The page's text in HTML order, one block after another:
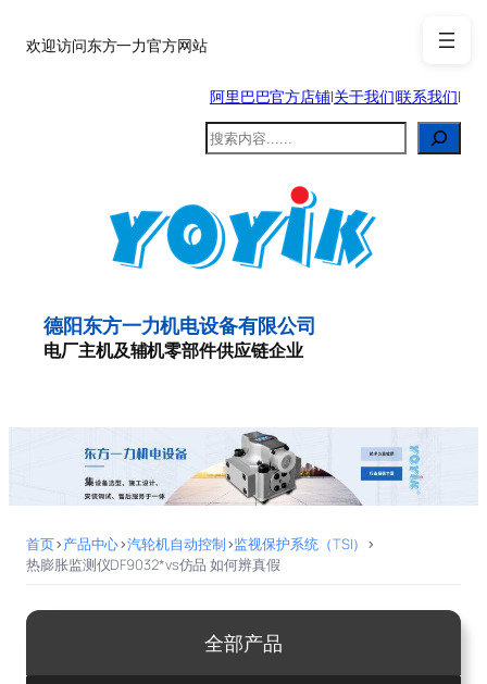
至欢迎访问东方一力官方网站
阿里巴巴官方店铺|关于我们|联系我们|
搜
索
德阳东方一力机电设备有限公司
电厂主机及辅机零部件供应链企业
首页>产品中心>汽轮机自动控制>监视保护系统（TSI） >
热膨胀监测仪DF9032*vs仿品 如何辨真假
全部产品